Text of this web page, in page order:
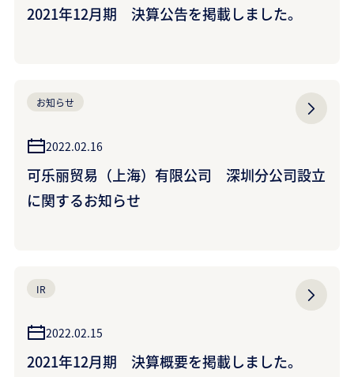
2021年12月期 決算公告を掲載しました。
お知らせ
2022.02.16
可乐丽贸易（上海）有限公司 深圳分公司設立
に関するお知らせ
IR
2022.02.15
2021年12月期 決算概要を掲載しました。